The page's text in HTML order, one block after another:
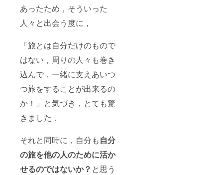
あったため，そういった
人々と出会う度に，
「旅とは自分だけのもので
はない，周りの人々も巻き
込んで，一緒に支えあいつ
つ旅をすることが出来るの
か！」と気づき，とても驚
きました．
それと同時に，自分も自分
の旅を他の人のために活か
せるのではないか？ と思う